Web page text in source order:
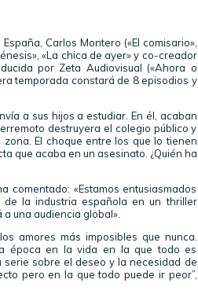
Carlos Montero («El comisario»,
«La chica de ayer» y co-creador
por Zeta Audiovisual («Ahora o
temporada constará de 8 episodios y
a sus hijos a estudiar. En él, acaban
destruyera el colegio público y
El choque entre los que lo tienen
que acaba en un asesinato. ¿Quién ha
comentado: «Estamos entusiasmados
la industria española en un thriller
una audiencia global».
amores más imposibles que nunca.
época en la vida en la que todo es
sobre el deseo y la necesidad de
pero en la que todo puede ir peor”,